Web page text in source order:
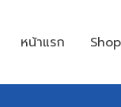
หน้าแรก